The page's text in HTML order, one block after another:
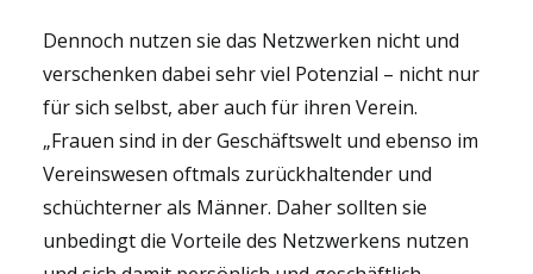
Dennoch nutzen sie das Netzwerken nicht und
verschenken dabei sehr viel Potenzial – nicht nur
für sich selbst, aber auch für ihren Verein.
„Frauen sind in der Geschäftswelt und ebenso im
Vereinswesen oftmals zurückhaltender und
schüchterner als Männer. Daher sollten sie
unbedingt die Vorteile des Netzwerkens nutzen